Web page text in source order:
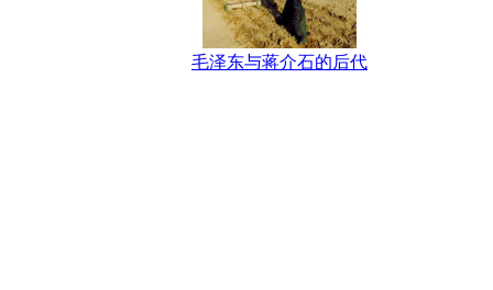
毛泽东与蒋介石的后代